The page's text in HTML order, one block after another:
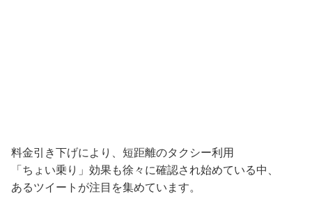
料金引き下げにより、短距離のタクシー利用
「ちょい乗り」効果も徐々に確認され始めている中、
あるツイートが注目を集めています。